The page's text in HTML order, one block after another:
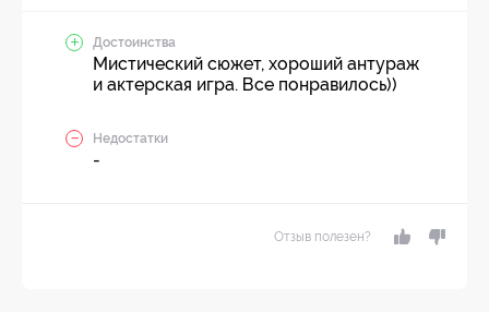
Достоинства
Мистический сюжет, хороший антураж
и актерская игра. Все понравилось))
Недостатки
-
Отзыв полезен?